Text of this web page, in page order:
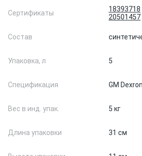
Сертификаты 18393718
20501457
Состав
Упаковка, л 5
Спецификация GM
Вес в инд. упак. 5 кг
Длина упаковки 31 см